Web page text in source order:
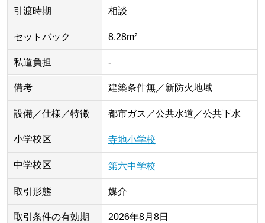
引渡時期 相談
セットバック 8.28m²
私道負担 -
備考 建築条件無／新防火地域
設備／仕様／特徴 都市ガス／公共水道／公共下水
小学校区 寺地小学校
中学校区 第六中学校
取引形態 媒介
取引条件の有効期
2026年8月8日